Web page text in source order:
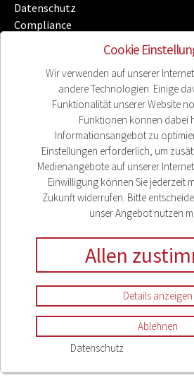
Cookie
Wir verwenden auf unserer
andere Technologien. Einige
Funktionalität unserer Website
Funktionen können dabei
Informationsangebot zu
Einstellungen erforderlich, um
Medienangebote auf unserer
Einwilligung können Sie jederzeit
Zukunft widerrufen. Bitte
unser Angebot nutzen
Allen
Details anzeigen
Ablehnen
Datenschutz
Datenschutz
Compliance
Cookieeinstellungen